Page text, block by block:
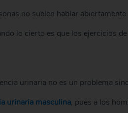
no suelen hablar
lo cierto es que los ejercicios
urinaria no es un problema
urinaria masculina, pues a los